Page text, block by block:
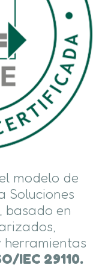
modelo de
Soluciones
basado en
herramientas
IEC 29110.